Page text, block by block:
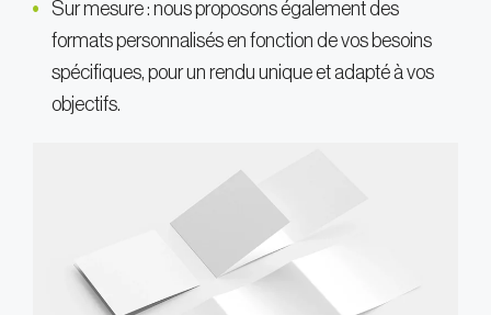
Sur mesure : nous proposons également des
formats personnalisés en fonction de vos besoins
spécifiques, pour un rendu unique et adapté à vos
objectifs.